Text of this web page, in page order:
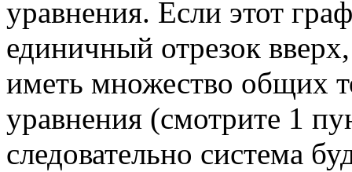
уравнения. Если этот
единичный отрезок
иметь множество общих
уравнения (смотрите 1
следовательно система